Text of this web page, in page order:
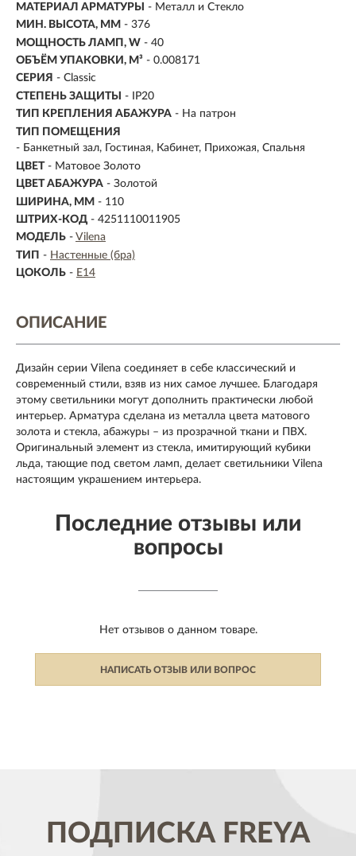
МАТЕРИАЛ АРМАТУРЫ
- Металл и Стекло
МИН. ВЫСОТА, ММ - 376
МОЩНОСТЬ ЛАМП, W - 40
ОБЪЁМ УПАКОВКИ, М³ - 0.008171
СЕРИЯ - Classic
СТЕПЕНЬ ЗАЩИТЫ
- IP20
ТИП КРЕПЛЕНИЯ АБАЖУРА - На патрон
ТИП ПОМЕЩЕНИЯ
- Банкетный зал, Гостиная, Кабинет, Прихожая, Спальня
ЦВЕТ - Матовое Золото
ЦВЕТ АБАЖУРА - Золотой
ШИРИНА, ММ - 110
ШТРИХ-КОД - 4251110011905
МОДЕЛЬ - Vilena
ТИП - Настенные (бра)
ЦОКОЛЬ - E14
ОПИСАНИЕ
Дизайн серии Vilena соединяет в себе классический и
современный стили, взяв из них самое лучшее. Благодаря
этому светильники могут дополнить практически любой
интерьер. Арматура сделана из металла цвета матового
золота и стекла, абажуры – из прозрачной ткани и ПВХ.
Оригинальный элемент из стекла, имитирующий кубики
льда, тающие под светом ламп, делает светильники Vilena
настоящим украшением интерьера.
Последние отзывы или
вопросы
Нет отзывов о данном товаре.
НАПИСАТЬ ОТЗЫВ ИЛИ ВОПРОС
ПОДПИСКАFREYA